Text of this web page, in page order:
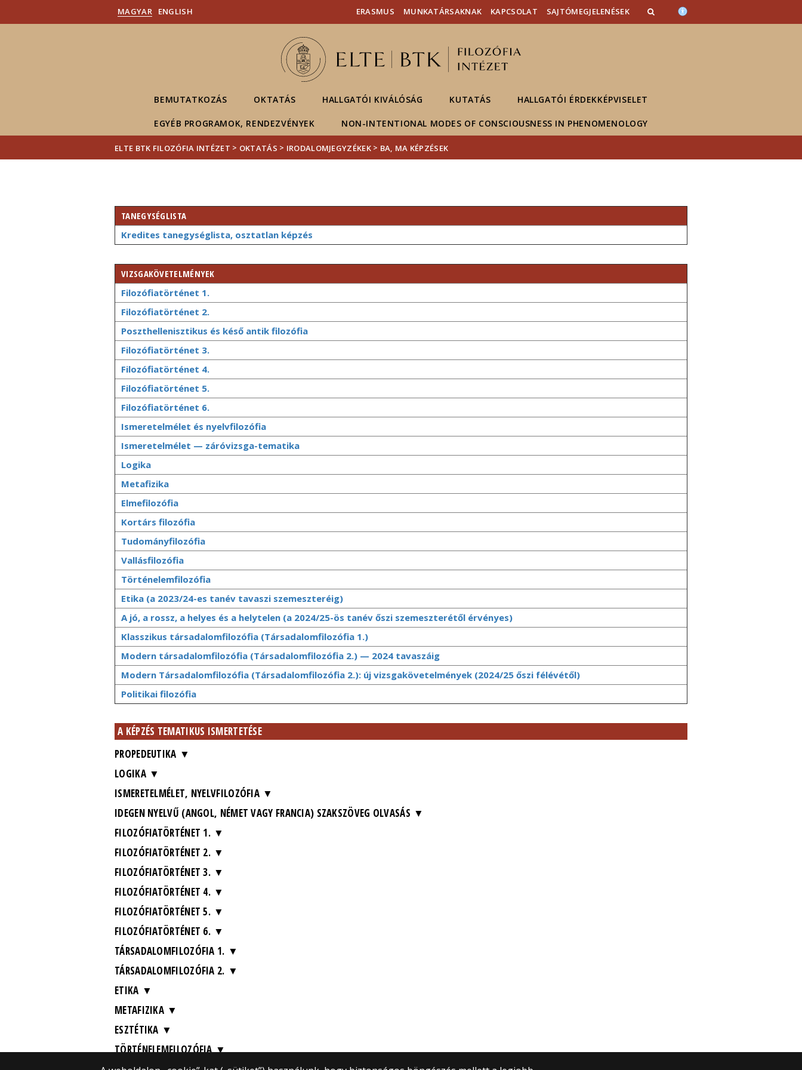
Hírek
Események
ELTE a
MAGYAR ENGLISH ERASMUS MUNKATÁRSAKNAK KAPCSOLAT SAJTÓMEGJELENÉSEK
BEMUTATKOZÁS OKTATÁS HALLGATÓI KIVÁLÓSÁG KUTATÁS HALLGATÓI ÉRDEKKÉPVISELET
EGYÉB PROGRAMOK, RENDEZVÉNYEK NON-INTENTIONAL MODES OF CONSCIOUSNESS IN PHENOMENOLOGY
ELTE BTK FILOZÓFIA INTÉZET > OKTATÁS > IRODALOMJEGYZÉKEK > BA, MA KÉPZÉSEK
TANEGYSÉGLISTA
Kredites tanegységlista, osztatlan képzés
VIZSGAKÖVETELMÉNYEK
Filozófiatörténet 1.
Filozófiatörténet 2.
Poszthellenisztikus és késő antik filozófia
Filozófiatörténet 3.
Filozófiatörténet 4.
Filozófiatörténet 5.
Filozófiatörténet 6.
Ismeretelmélet és nyelvfilozófia
Ismeretelmélet — záróvizsga-tematika
Logika
Metafizika
Elmefilozófia
Kortárs filozófia
Tudományfilozófia
Vallásfilozófia
Történelemfilozófia
Etika (a 2023/24-es tanév tavaszi szemeszteréig)
A jó, a rossz, a helyes és a helytelen (a 2024/25-ös tanév őszi szemeszterétől érvényes)
Klasszikus társadalomfilozófia (Társadalomfilozófia 1.)
Modern társadalomfilozófia (Társadalomfilozófia 2.) — 2024 tavaszáig
Modern Társadalomfilozófia (Társadalomfilozófia 2.): új vizsgakövetelmények (2024/25 őszi félévétől)
Politikai filozófia
A KÉPZÉS TEMATIKUS ISMERTETÉSE
PROPEDEUTIKA
LOGIKA
ISMERETELMÉLET, NYELVFILOZÓFIA
IDEGEN NYELVŰ (ANGOL, NÉMET VAGY FRANCIA) SZAKSZÖVEG OLVASÁS
FILOZÓFIATÖRTÉNET 1.
FILOZÓFIATÖRTÉNET 2.
FILOZÓFIATÖRTÉNET 3.
FILOZÓFIATÖRTÉNET 4.
FILOZÓFIATÖRTÉNET 5.
FILOZÓFIATÖRTÉNET 6.
TÁRSADALOMFILOZÓFIA 1.
TÁRSADALOMFILOZÓFIA 2.
ETIKA
METAFIZIKA
ESZTÉTIKA
TÖRTÉNELEMFILOZÓFIA